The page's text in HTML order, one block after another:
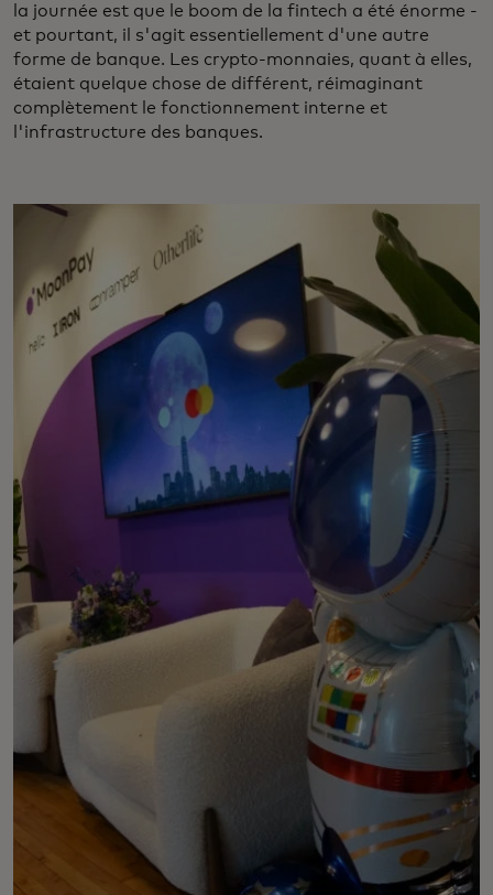
la journée est que le boom de la fintech a été énorme -
et pourtant, il s'agit essentiellement d'une autre
forme de banque. Les crypto-monnaies, quant à elles,
étaient quelque chose de différent, réimaginant
complètement le fonctionnement interne et
l'infrastructure des banques.